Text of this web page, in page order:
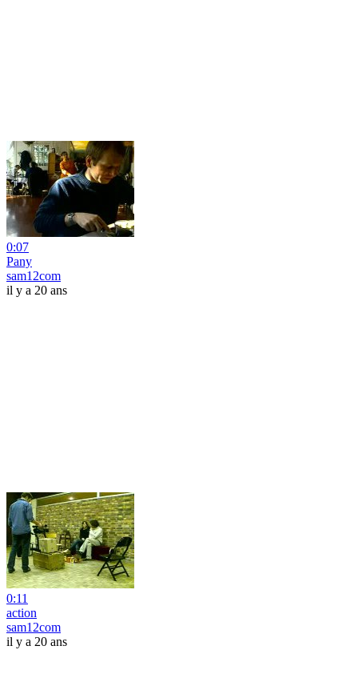
0:07
Pany
sam12com
il y a 20 ans
0:11
action
sam12com
il y a 20 ans